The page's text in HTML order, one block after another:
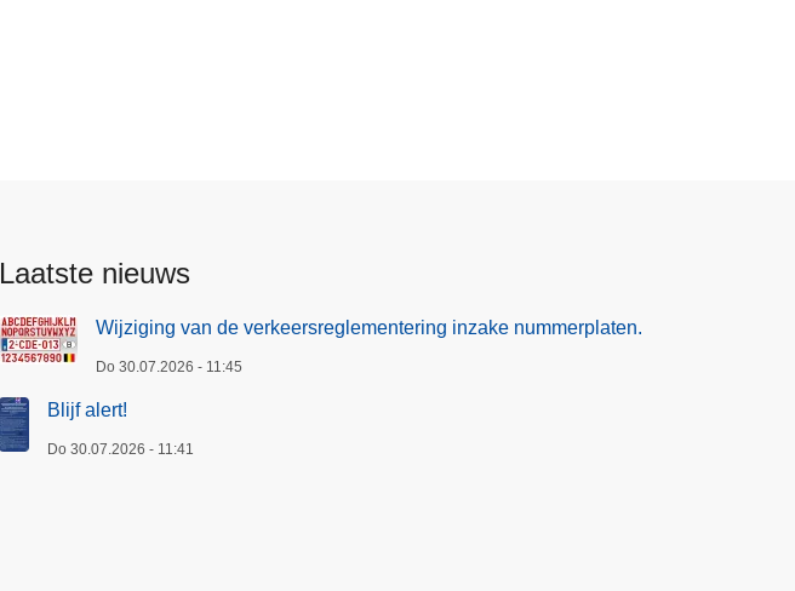
Laatste nieuws
Wijziging van de verkeersreglementering inzake nummerplaten.
Do 30.07.2026 - 11:45
Blijf alert!
Do 30.07.2026 - 11:41